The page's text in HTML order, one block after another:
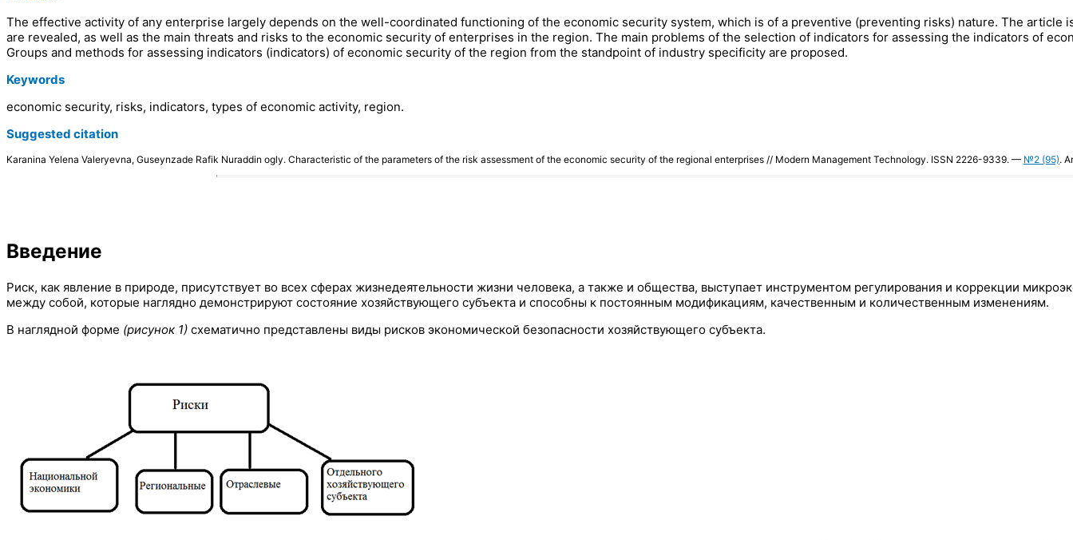
The effective activity of any enterprise largely depends on the well-coordinated functioning of the economic security system, which is of a preventive (preventing risks) nature. The
are revealed, as well as the main threats and risks to the economic security of enterprises in the region. The main problems of the selection of indicators for assessing the indicators of
Groups and methods for assessing indicators (indicators) of economic security of the region from the standpoint of industry specificity are proposed.
Keywords
economic security, risks, indicators, types of economic activity, region.
Suggested citation
Karanina Yelena Valeryevna, Guseynzade Rafik Nuraddin ogly. Characteristic of the parameters of the risk assessment of the economic security of the regional enterprises // Modern Management Technology. ISSN 2226-9339. — №2 (95).
Введение
Риск, как явление в природе, присутствует во всех сферах жизнедеятельности жизни человека, а также и общества, выступает инструментом регулирования и коррекции
между собой, которые наглядно демонстрируют состояние хозяйствующего субъекта и способны к постоянным модификациям, качественным и количественным изменениям.
В наглядной форме (рисунок 1) схематично представлены виды рисков экономической безопасности хозяйствующего субъекта.